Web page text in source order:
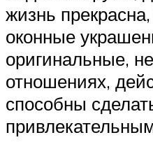
жизнь
оконные
оригинальные,
отношениях,
способны